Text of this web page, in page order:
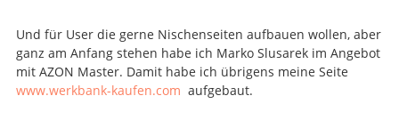
Und für User die gerne Nischenseiten aufbauen wollen, aber
ganz am Anfang stehen habe ich Marko Slusarek im Angebot
mit AZON Master. Damit habe ich übrigens meine Seite
www.werkbank-kaufen.com aufgebaut.